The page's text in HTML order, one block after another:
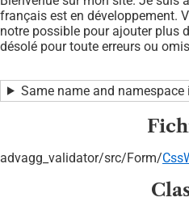
d'Ariane
français est en développement.
notre possible pour ajouter plus
désolé pour toute erreurs ou
Same name and namespace
advagg_validator/src/Form/